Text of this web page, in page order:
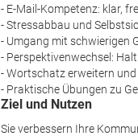
- E-Mail-Kompetenz: klar,
- Stressabbau und
- Umgang mit schwierigen
- Perspektivenwechsel:
- Wortschatz erweitern
- Praktische Übungen zu
Ziel und Nutzen
Sie verbessern Ihre